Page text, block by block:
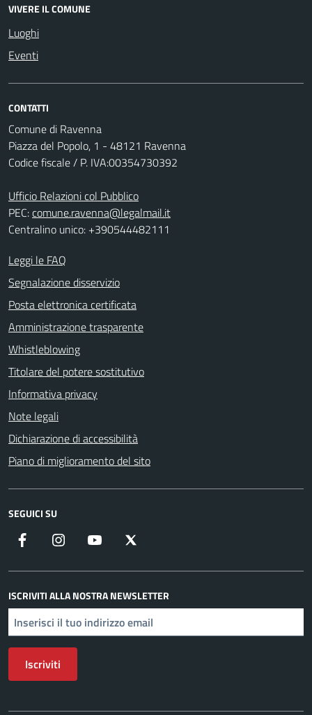
VIVERE IL COMUNE
Luoghi
Eventi
CONTATTI
Comune di Ravenna
Piazza del Popolo, 1 - 48121 Ravenna
Codice fiscale / P. IVA:00354730392
Ufficio Relazioni col Pubblico
PEC:comune.ravenna@legalmail.it
Centralino unico: +390544482111
Leggi le FAQ
Segnalazione disservizio
Posta elettronica certificata
Amministrazione trasparente
Whistleblowing
Titolare del potere sostitutivo
Informativa privacy
Note legali
Dichiarazione di accessibilità
Piano di miglioramento del sito
SEGUICI SU
Facebook Instagram YouTube
ISCRIVITI ALLA NOSTRA NEWSLETTER